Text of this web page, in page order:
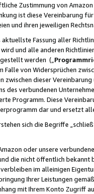
Zustimmung von
ist diese Vereinbarung
und ihren jeweiligen
Fassung aller
und alle anderen
werden („
Falle von Widersprüchen
zwischen dieser
des verbundenen
Programm. Diese
dar und ersetzt
sich die Begriffe
oder unsere
die nicht öffentlich
im alleinigen
Ihrer Leistungen
mit Ihrem Konto